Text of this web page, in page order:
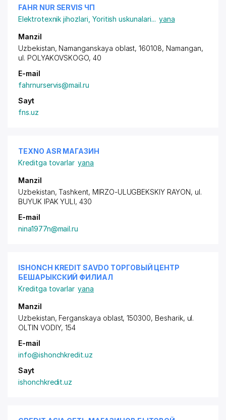
FAHR NUR SERVIS ЧП
Elektrotexnik jihozlari Yoritish uskunalari... yana
Manzil
Uzbekistan, Namanganskaya oblast, 160108, Namangan,
ul. POLYAKOVSKOGO, 40
E-mail
fahrnurservis@mail.ru
Sayt
fns.uz
TEXNO ASR МАГАЗИН
Kreditga tovarlar yana
Manzil
Uzbekistan, Tashkent, MIRZO-ULUGBEKSKIY RAYON, ul.
BUYUK IPAK YULI, 430
E-mail
nina1977n@mail.ru
ISHONCH KREDIT SAVDO ТОРГОВЫЙ ЦЕНТР
БЕШАРЫКСКИЙ ФИЛИАЛ
Kreditga tovarlar yana
Manzil
Uzbekistan, Ferganskaya oblast, 150300, Besharik, ul.
OLTIN VODIY, 154
E-mail
info@ishonchkredit.uz
Sayt
ishonchkredit.uz